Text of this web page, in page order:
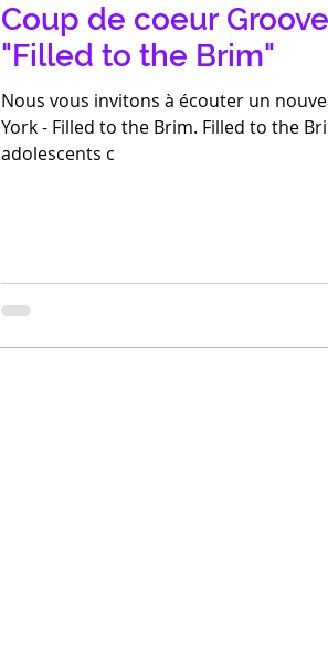
Coup de coeur
"Filled to the Brim"
Nous vous invitons à écouter un
York - Filled to the Brim. Filled to the Brim est composé de cinq
adolescents c